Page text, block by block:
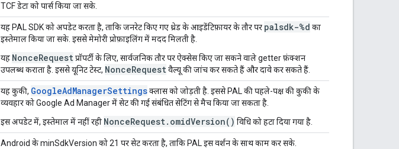
TCF डेटा को पार्स किया जा सके.
यह PAL SDK को अपडेट करता है, ताकि जनरेट किए गए थ्रेड के आइडेंटिफ़ायर के तौर पर palsdk-%d का
इस्तेमाल किया जा सके. इससे मेमोरी प्रोफ़ाइलिंग में मदद मिलती है.
यह NonceRequestप्रॉपर्टी के लिए, सार्वजनिक तौर पर ऐक्सेस किए जा सकने वाले getter फ़ंक्शन
उपलब्ध कराता है. इससे यूनिट टेस्ट, NonceRequestवैल्यू की जांच कर सकते हैं और दावे कर सकते हैं.
यह कुकी, GoogleAdManagerSettingsक्लास को जोड़ती है. इससे PAL की पहले-पक्ष की कुकी के
व्यवहार को Google Ad Manager में सेट की गई संबंधित सेटिंग से मैच किया जा सकता है.
इस अपडेट में, इस्तेमाल में नहीं रही NonceRequest.omidVersion() विधि को हटा दिया गया है.
Android के minSdkVersion को 21 पर सेट करता है, ताकि PAL इस वर्शन के साथ काम कर सके.